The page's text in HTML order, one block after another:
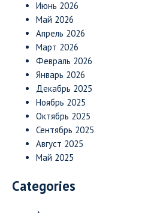
Июнь 2026
Май 2026
Апрель 2026
Март 2026
Февраль 2026
Январь 2026
Декабрь 2025
Ноябрь 2025
Октябрь 2025
Сентябрь 2025
Август 2025
Май 2025
Categories